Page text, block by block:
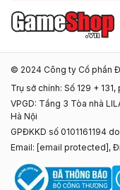
© 2024 Công ty Cổ phần
Trụ sở chính: Số 129 +
VPGD: Tầng 3 Tòa nhà
Hà Nội
GPĐKKD số 0101161194
Email: [email protected] ,